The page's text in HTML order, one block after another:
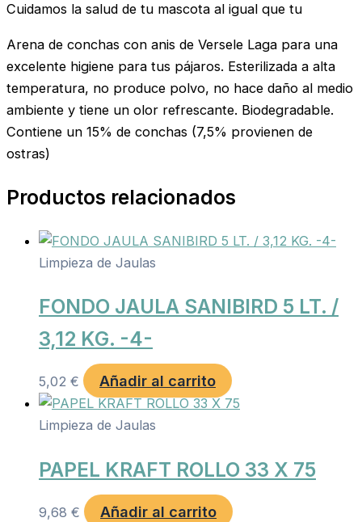
Cuidamos la salud de tu mascota al igual que tu
Arena de conchas con anis de Versele Laga para una
excelente higiene para tus pájaros. Esterilizada a alta
temperatura, no produce polvo, no hace daño al medio
ambiente y tiene un olor refrescante. Biodegradable.
Contiene un 15% de conchas (7,5% provienen de
ostras)
Productos relacionados
Limpieza de Jaulas
FONDO JAULA SANIBIRD 5 LT. /
3,12 KG. -4-
5,02 € Añadir al carrito
Limpieza de Jaulas
PAPEL KRAFT ROLLO 33 X 75
9,68 € Añadir al carrito